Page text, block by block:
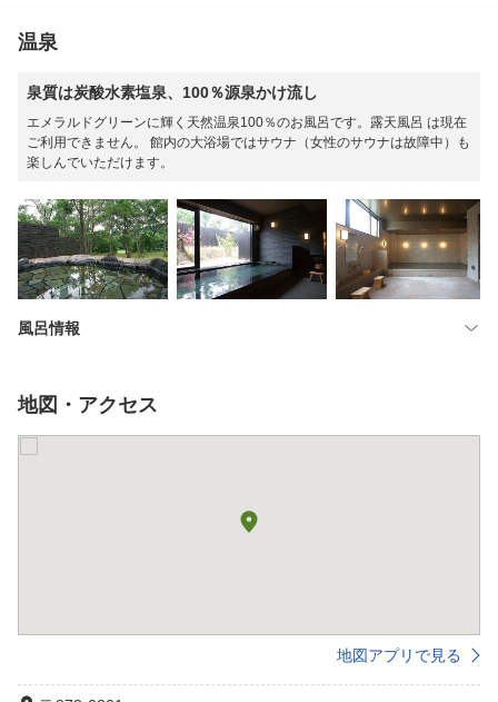
温泉
泉質は炭酸水素塩泉、100％源泉かけ流し
エメラルドグリーンに輝く天然温泉100％のお風呂です。露天風呂 は現在
ご利用できません。 館内の大浴場ではサウナ（女性のサウナは故障中）も
楽しんでいただけます。
風呂情報
地図・アクセス
地図アプリで見る